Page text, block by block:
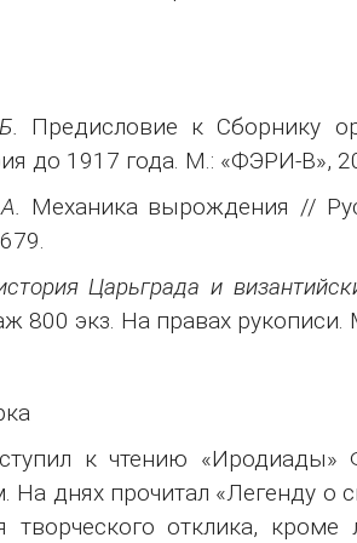
Предисловие к Сборнику
до 1917 года. М.: «ФЭРИ-В»,
Механика вырождения //
Царьграда и
800 экз. На правах рукописи.
к чтению «Иродиады»
На днях прочитал «Легенду
отклика, кроме